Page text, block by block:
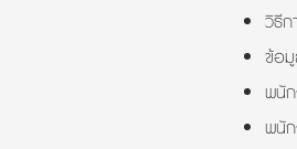
วิธีก
ข้อมู
พนัก
พนัก